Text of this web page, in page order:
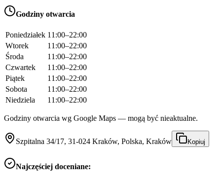
Godziny otwarcia
Poniedziałek 11:00–22:00
Wtorek
11:00–22:00
Środa
11:00–22:00
Czwartek
11:00–22:00
Piątek
11:00–22:00
Sobota
11:00–22:00
Niedziela
11:00–22:00
Godziny otwarcia wg Google Maps — mogą być nieaktualne.
Szpitalna 34/17, 31-024 Kraków, Polska, Kraków Kopiuj
Najczęściej doceniane: